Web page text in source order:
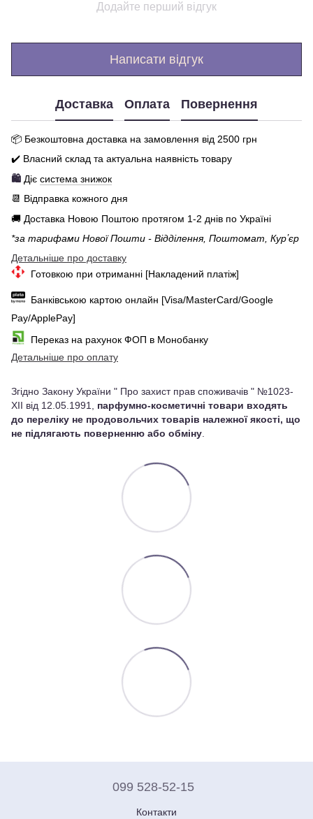
Додайте перший відгук
Написати відгук
Доставка Оплата Повернення
📦 Безкоштовна доставка на замовлення від 2500 грн
✔️ Власний склад та актуальна наявність товару
🛍️ Діє система знижок
📆 Відправка кожного дня
🚚 Доставка Новою Поштою протягом 1-2 днів по Україні
*за тарифами Нової Пошти - Відділення, Поштомат, Курʼєр
Детальніше про доставку
Готовкою при отриманні [Накладений платіж]
Банківською картою онлайн [Visa/MasterCard/Google
Pay/ApplePay]
Переказ на рахунок ФОП в Монобанку
Детальніше про оплату
Згідно Закону України " Про захист прав споживачів " №1023-
XII від 12.05.1991, парфумно-косметичні товари входять
до переліку не продовольчих товарів належної якості, що
не підлягають поверненню або обміну
099 528-52-15
Контакти